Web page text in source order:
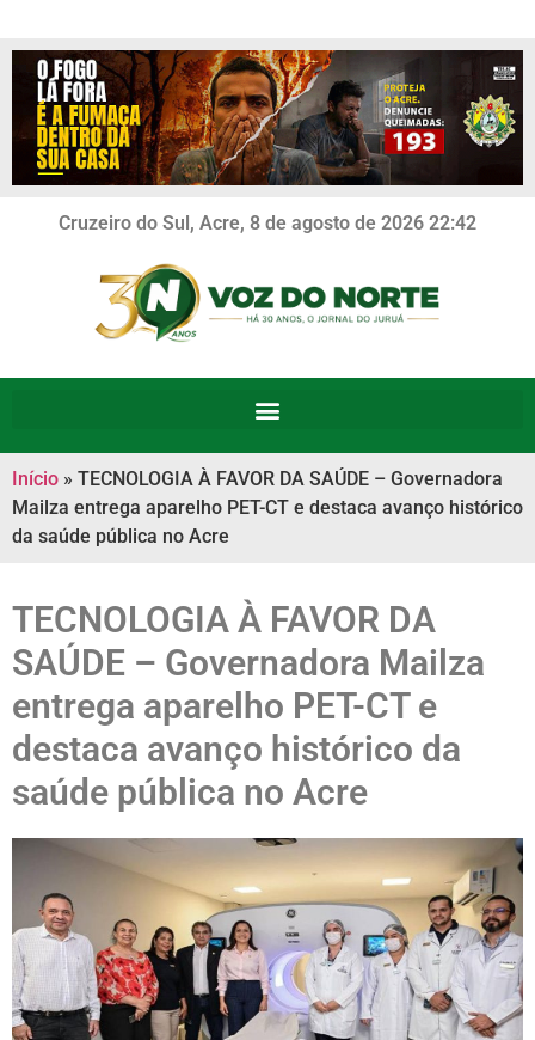
Cruzeiro do Sul, Acre, 8 de agosto de 2026 22:42
Início » TECNOLOGIA À FAVOR DA SAÚDE – Governadora
Mailza entrega aparelho PET-CT e destaca avanço histórico
da saúde pública no Acre
TECNOLOGIA À FAVOR DA
SAÚDE – Governadora Mailza
entrega aparelho PET-CT e
destaca avanço histórico da
saúde pública no Acre